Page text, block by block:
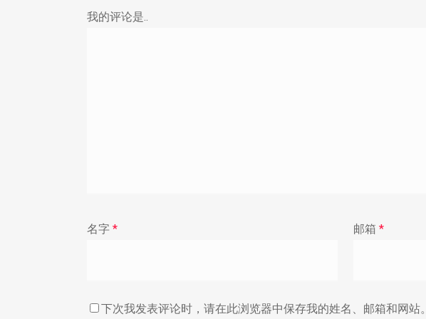
我的评论是..
名字 * 邮箱 *
下次我发表评论时，请在此浏览器中保存我的姓名、邮箱和网站。